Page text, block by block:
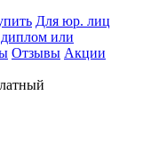
Для юр. лиц
или
Отзывы Акции